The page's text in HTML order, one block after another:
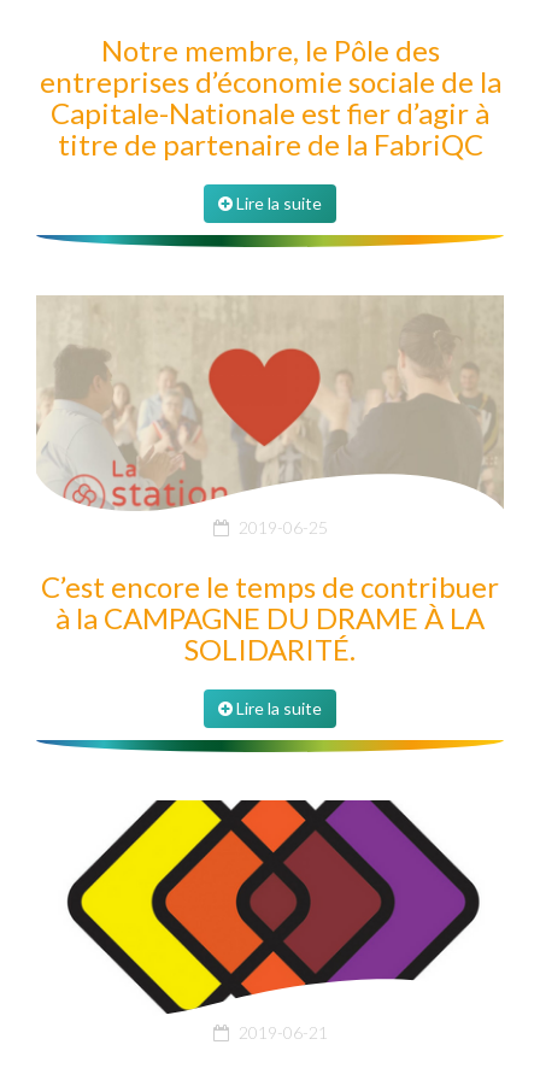
Notre membre, le Pôle des
entreprises d’économie sociale de la
Capitale-Nationale est fier d’agir à
titre de partenaire de la FabriQC
Lire la suite
2019-06-25
C’est encore le temps de contribuer
à la CAMPAGNE DU DRAME À LA
SOLIDARITÉ.
Lire la suite
2019-06-21